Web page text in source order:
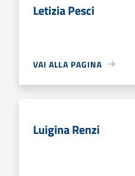
Letizia Pesci
VAI ALLA PAGINA
Luigina Renzi